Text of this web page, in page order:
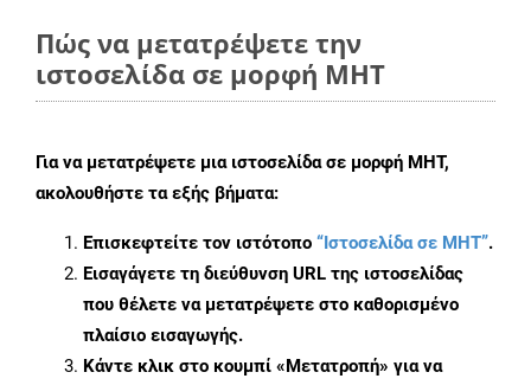
Πώς να μετατρέψετε την
ιστοσελίδα σε μορφή MHT
Για να μετατρέψετε μια ιστοσελίδα σε μορφή MHT,
ακολουθήστε τα εξής βήματα:
Επισκεφτείτε τον ιστότοπο “Ιστοσελίδα σε MHT”.
Εισαγάγετε τη διεύθυνση URL της ιστοσελίδας
που θέλετε να μετατρέψετε στο καθορισμένο
πλαίσιο εισαγωγής.
Κάντε κλικ στο κουμπί «Μετατροπή» για να